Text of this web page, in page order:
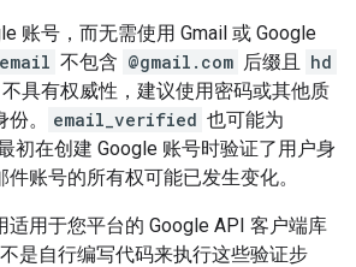
账号，而无需使用 Gmail 或 Google
email 不包含 @gmail.com 后缀且
hd
具有权威性，建议使用密码或其他质
。
email_verified 也可能为
初在创建 Google 账号时验证了用户身
账号的所有权可能已发生变化。
适用于您平台的 Google API 客户端库
是自行编写代码来执行这些验证步